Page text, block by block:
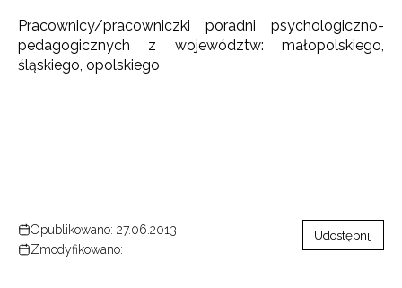
Pracownicy/pracowniczki poradni psychologiczno-
pedagogicznych z województw: małopolskiego,
śląskiego, opolskiego
Opublikowano: 27.06.2013
Zmodyfikowano:
Udostępnij